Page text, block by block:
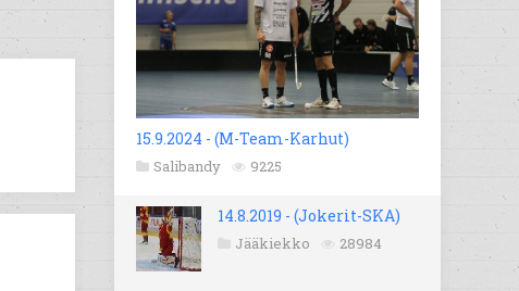
15.9.2024 - (M-Team-Karhut)
Salibandy 9225
14.8.2019 - (Jokerit-SKA)
Jääkiekko 28984